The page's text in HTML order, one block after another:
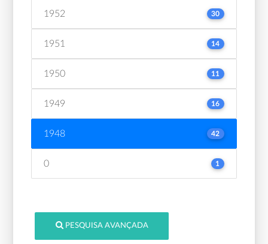
1952 30
1951 14
1950 11
1949 16
1948 42
0 1
PESQUISA AVANÇADA